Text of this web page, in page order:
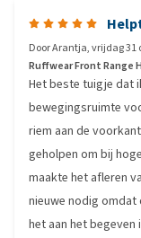
DoorArantja,vrijdag 31
Ruffwear Front Range
Het beste tuigje dat
bewegingsruimte
riem aan de
geholpen om bij
maakte het afleren
nieuwe nodig omdat
het aan het